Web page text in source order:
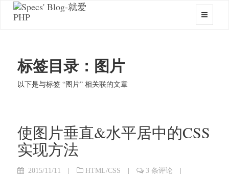
标签目录：图片
以下是与标签 “图片” 相关联的文章
使图片垂直&水平居中的CSS
实现方法
2015/11/11 | HTML/CSS | 3 条评论
|